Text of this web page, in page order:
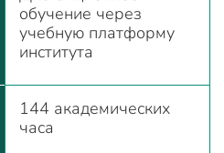
обучение через
учебную платформу
института
144 академических
часа